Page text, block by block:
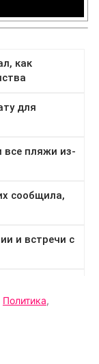
Политика,